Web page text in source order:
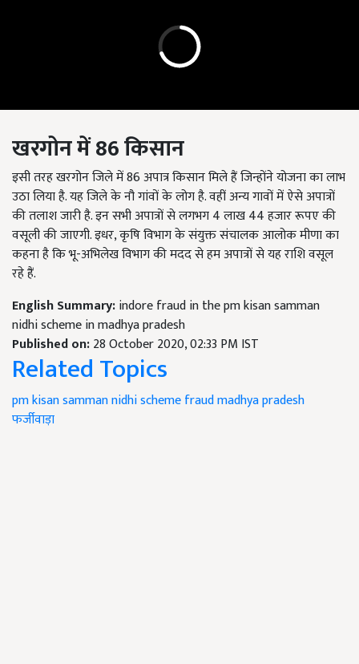
खरगोनमें86किसान
इसी तरह खरगोन जिले में 86 अपात्र किसान मिले हैं जिन्होंने योजना का लाभ
उठा लिया है. यह जिले के नौ गांवों के लोग है. वहीं अन्य गावों में ऐसे अपात्रों
की तलाश जारी है. इन सभी अपात्रों से लगभग 4 लाख 44 हजार रूपए की
वसूली की जाएगी. इधर, कृषि विभाग के संयुक्त संचालक आलोक मीणा का
कहना है कि भू-अभिलेख विभाग की मदद से हम अपात्रों से यह राशि वसूल
रहे हैं.
English Summary:indore fraud in the pm kisan samman
nidhi scheme in madhya pradesh
Published on:28 October 2020, 02:33 PM IST
Related Topics
pm kisan samman nidhi schemefraudmadhya pradesh
फर्जीवाड़ा